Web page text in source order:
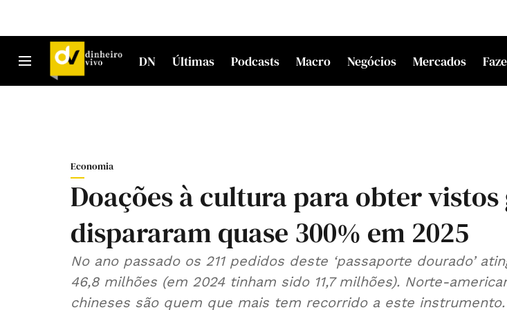
DN Últimas Podcasts Macro Negócios Mercados
Economia
Doações à cultura para obter vistos
dispararam quase 300% em 2025
No ano passado os 211 pedidos deste ‘passaporte dourado’
46,8 milhões (em 2024 tinham sido 11,7 milhões). Norte-
chineses são quem que mais tem recorrido a este instrumento.